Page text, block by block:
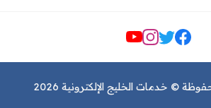
مواقع التواصل
© خدمات الخليج الإلكترونية 2026